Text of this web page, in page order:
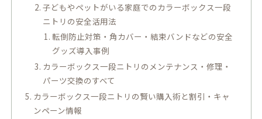
子どもやペットがいる家庭でのカラーボックス一段
ニトリの安全活用法
転倒防止対策・角カバー・結束バンドなどの安全
グッズ導入事例
カラーボックス一段ニトリのメンテナンス・修理・
パーツ交換のすべて
カラーボックス一段ニトリの賢い購入術と割引・キャ
ンペーン情報